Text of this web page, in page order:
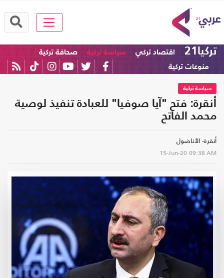
تركيا21 اقتصاد تركي سياسة تركية
صحافة تركية
منوعات تركية
سياسة تركية
أنقرة: فتح "آيا صوفيا" للعبادة تنفيذ لوصية
محمد الفاتح
أنقرة- الأناضول
15-Jun-20 09:38 AM